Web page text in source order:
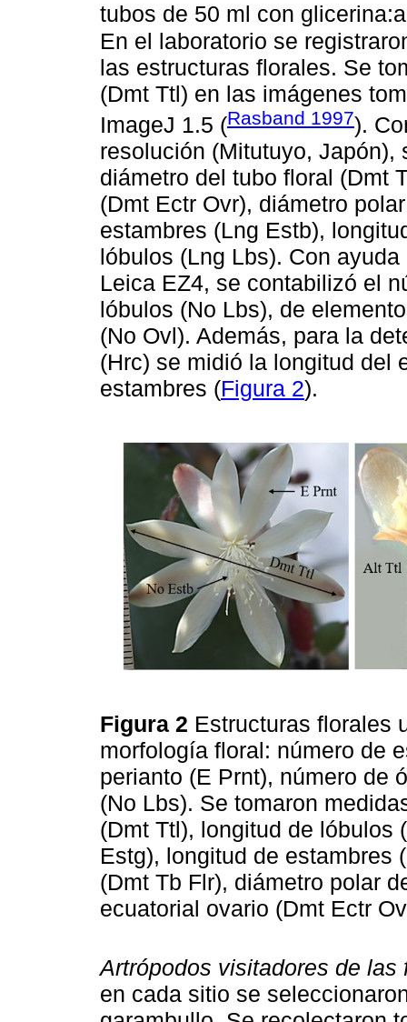
tubos de 50 ml con
En el laboratorio se
las estructuras florales. Se
(Dmt Ttl) en las imágenes
ImageJ 1.5 (Rasband 1997).
resolución (Mitutuyo,
diámetro del tubo floral (Dmt
(Dmt Ectr Ovr), diámetro
estambres (Lng Estb),
lóbulos (Lng Lbs). Con
Leica EZ4, se contabilizó el
lóbulos (No Lbs), de
(No Ovl). Además, para la
(Hrc) se midió la longitud del
estambres (Figura 2).
Figura 2 Estructuras florales
morfología floral: número de
perianto (E Prnt), número de
(No Lbs). Se tomaron
(Dmt Ttl), longitud de lóbulos
Estg), longitud de estambres
(Dmt Tb Flr), diámetro polar
ecuatorial ovario (Dmt Ectr
Artrópodos visitadores de las
en cada sitio se